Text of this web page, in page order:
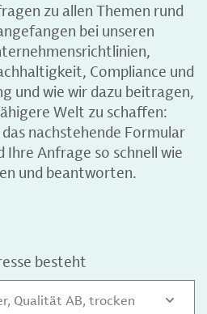
zu allen Themen rund
bei unseren
Compliance und
und wie wir dazu beitragen,
Welt zu schaffen:
nachstehende Formular
Ihre Anfrage so schnell wie
und beantworten.
besteht
Qualität AB, trocken